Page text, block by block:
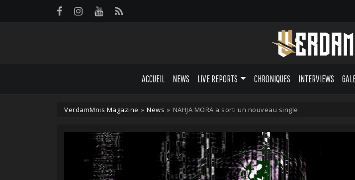
ACCUEIL NEWS LIVE REPORTS CHRONIQUES INTERVIEWS
VerdamMnis Magazine » News » NAHJA MORA a sorti un nouveau single
Panneau de gestion des cookies